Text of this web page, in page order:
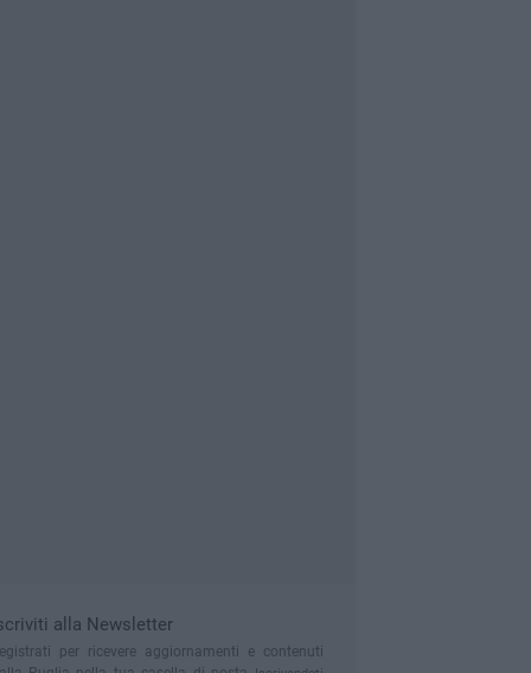
alla Newsletter
per ricevere aggiornamenti e contenuti